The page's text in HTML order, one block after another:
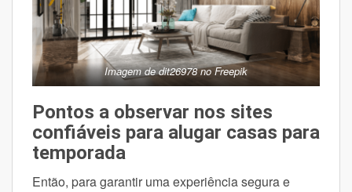
Imagem de dit26978 no Freepik
Pontos a observar nos sites
confiáveis para alugar casas para
temporada
Então, para garantir uma experiência segura e